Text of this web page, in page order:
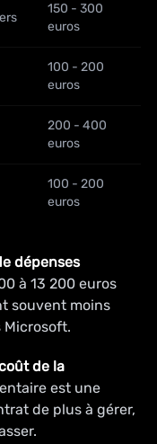
150 - 300
euros
100 - 200
euros
200 - 400
euros
100 - 200
euros
dépenses
à 13 200 euros
souvent moins
de la
est une
de plus à gérer,